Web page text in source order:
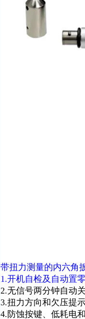
带扭力测量的内六角
1.开机自检及自动置
2.无信号两分钟自动
3.扭力方向和欠压提
4.防蚀按键、低耗电